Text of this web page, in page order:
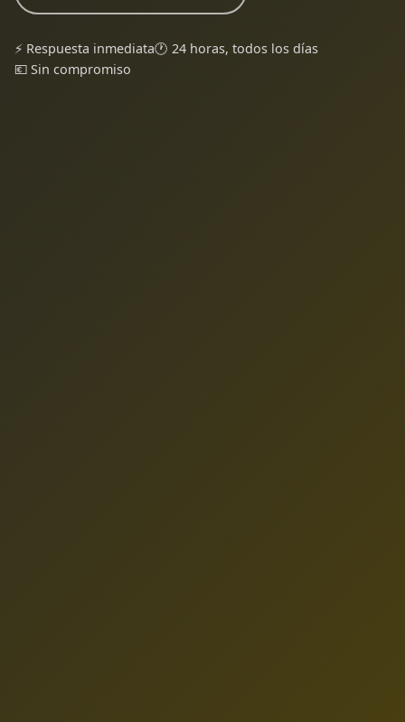
⚡ Respuesta inmediata🕐 24 horas, todos los días
💶 Sin compromiso